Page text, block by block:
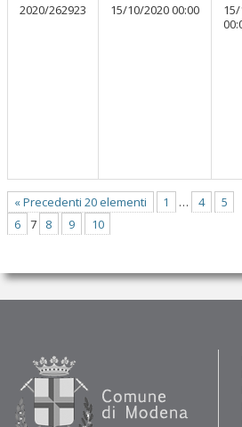
2020/262923
15/10/2020 00:00
« Precedenti 20 elementi 1 … 4
5
6
7 8 9 10
Contatti